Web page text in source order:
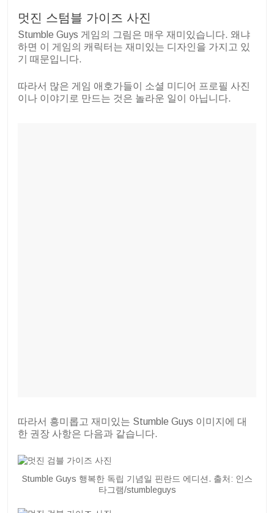
멋진 스텀블 가이즈 사진
Stumble Guys 게임의 그림은 매우 재미있습니다. 왜냐
하면 이 게임의 캐릭터는 재미있는 디자인을 가지고 있
기 때문입니다.
따라서 많은 게임 애호가들이 소셜 미디어 프로필 사진
이나 이야기로 만드는 것은 놀라운 일이 아닙니다.
따라서 흥미롭고 재미있는 Stumble Guys 이미지에 대
한 권장 사항은 다음과 같습니다.
Stumble Guys 행복한 독립 기념일 핀란드 에디션. 출처: 인스
타그램/stumbleguys